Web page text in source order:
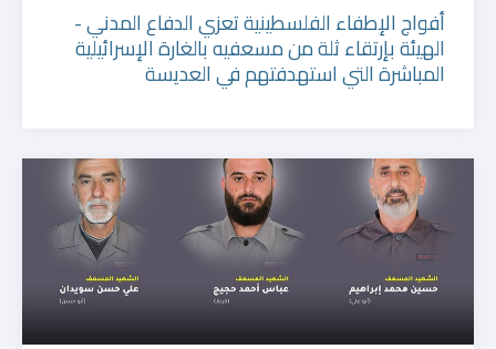
أفواج الإطفاء الفلسطينية تعزي الدفاع المدني -
الهيئة بإرتقاء ثلة من مسعفيه بالغارة الإسرائيلية
المباشرة التي استهدفتهم في العديسة